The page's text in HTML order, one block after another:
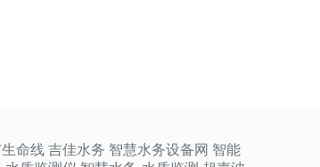
命线 吉佳水务 智慧水务设备网 智能